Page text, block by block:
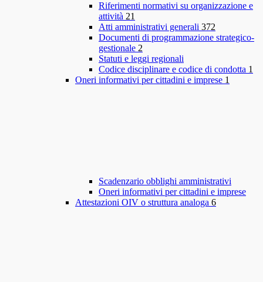
Riferimenti normativi su organizzazione e
attività 21
Atti amministrativi generali 372
Documenti di programmazione strategico-
gestionale 2
Statuti e leggi regionali
Codice disciplinare e codice di condotta 1
Oneri informativi per cittadini e imprese 1
Scadenzario obblighi amministrativi
Oneri informativi per cittadini e imprese
Attestazioni OIV o struttura analoga 6